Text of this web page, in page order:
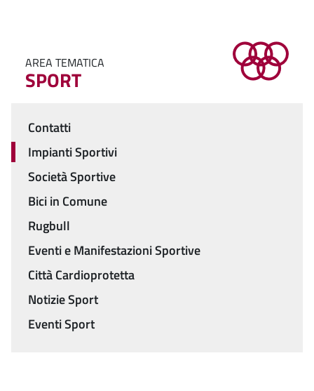
AREA TEMATICA
SPORT
Menu
Contatti
Impianti Sportivi
Società Sportive
Bici in Comune
Rugbull
Eventi e Manifestazioni Sportive
Città Cardioprotetta
Notizie Sport
Eventi Sport